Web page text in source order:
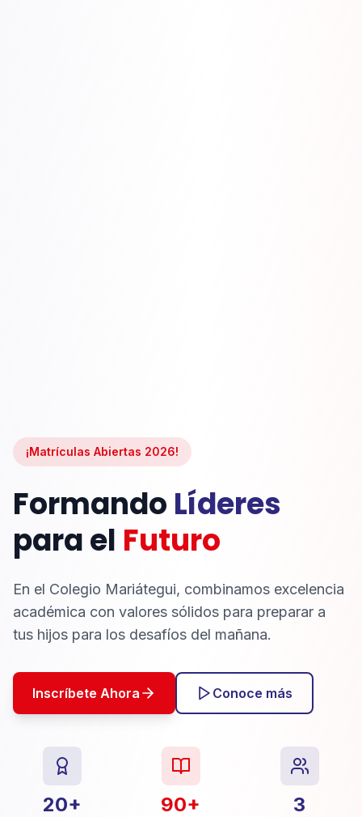
¡Matrículas Abiertas 2026!
Formando Líderes
para el Futuro
En el Colegio Mariátegui, combinamos excelencia
académica con valores sólidos para preparar a
tus hijos para los desafíos del mañana.
Inscríbete Ahora Conoce más
20+ 90+ 3